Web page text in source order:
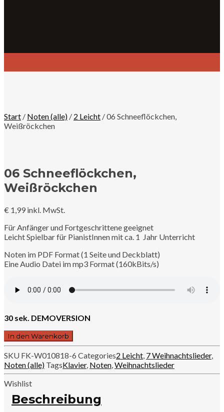
Start / Noten (alle) / 2 Leicht / 06 Schneeflöckchen,
Weißröckchen
06 Schneeflöckchen,
Weißröckchen
€ 1,99 inkl. MwSt.
Für Anfänger und Fortgeschrittene geeignet
Leicht Spielbar für PianistInnen mit ca. 1 Jahr Unterricht
Noten im PDF Format (1 Seite und Deckblatt)
Eine Audio Datei im mp3 Format (160kBits/s)
30 sek. DEMOVERSION
06
Schneeflöckchen,
Weißröckchen
Menge
In den Warenkorb
SKU FK-W010818-6 Categories2 Leicht, 7 Weihnachtslieder,
Noten (alle) TagsKlavier, Noten,Weihnachtslieder
Wishlist
Beschreibung